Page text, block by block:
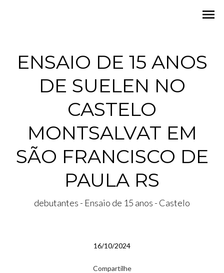
menu
ENSAIO DE 15 ANOS
DE SUELEN NO
CASTELO
MONTSALVAT EM
SÃO FRANCISCO DE
PAULA RS
debutantes - Ensaio de 15 anos - Castelo
16/10/2024
Compartilhe